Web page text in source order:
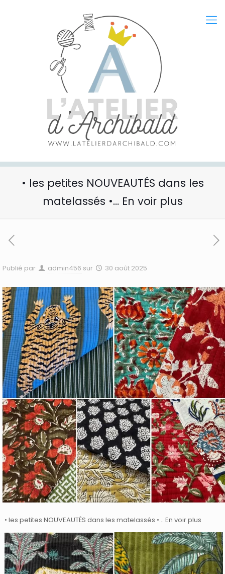
• les petites NOUVEAUTÉS dans les
matelassés •… En voir plus
Publié par admin456 sur 30 août 2025
• les petites NOUVEAUTÉS dans les matelassés •… En voir plus